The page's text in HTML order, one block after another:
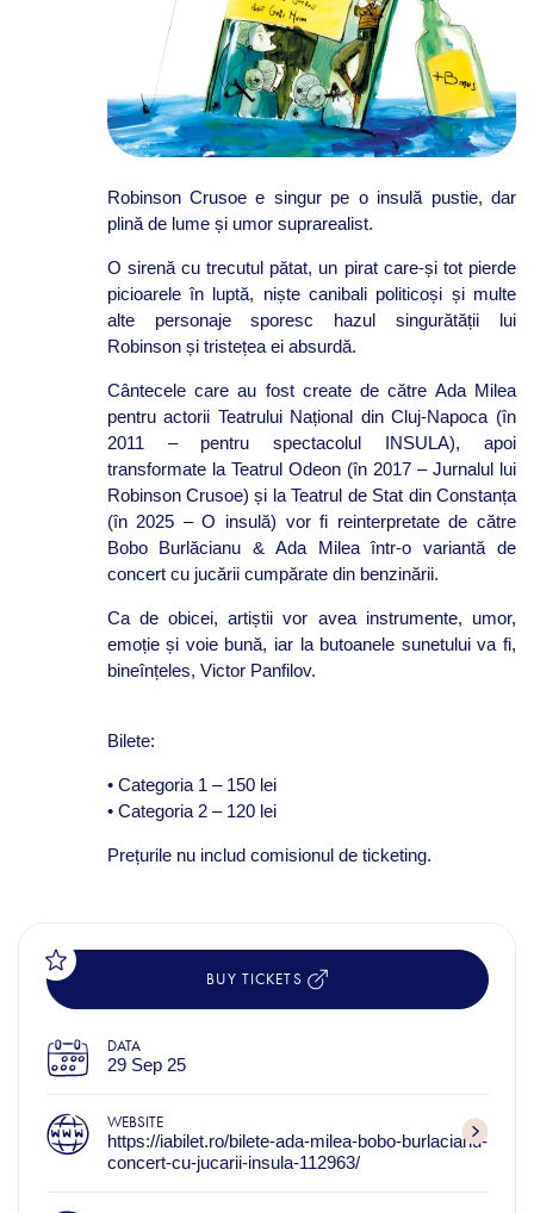
Robinson Crusoe e singur pe o insulă pustie, dar
plină de lume și umor suprarealist.
O sirenă cu trecutul pătat, un pirat care-și tot pierde
picioarele în luptă, niște canibali politicoși și multe
alte personaje sporesc hazul singurătății lui
Robinson și tristețea ei absurdă.
Cântecele care au fost create de către Ada Milea
pentru actorii Teatrului Național din Cluj-Napoca (în
2011 – pentru spectacolul INSULA), apoi
transformate la Teatrul Odeon (în 2017 – Jurnalul lui
Robinson Crusoe) și la Teatrul de Stat din Constanța
(în 2025 – O insulă) vor fi reinterpretate de către
Bobo Burlăcianu & Ada Milea într-o variantă de
concert cu jucării cumpărate din benzinării.
Ca de obicei, artiștii vor avea instrumente, umor,
emoție și voie bună, iar la butoanele sunetului va fi,
bineînțeles, Victor Panfilov.
Bilete:
• Categoria 1 – 150 lei
• Categoria 2 – 120 lei
Prețurile nu includ comisionul de ticketing.
BUY TICKETS
DATA
29 Sep 25
WEBSITE
https://iabilet.ro/bilete-ada-milea-bobo-burlacianu-
concert-cu-jucarii-insula-112963/